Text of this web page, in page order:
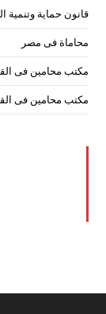
قانون حماية وتنمية
محاماة فى مصر
مكتب محامين فى
مكتب محامين فى